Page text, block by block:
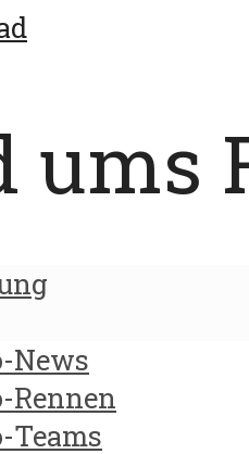
ums
News
Rennen
Teams